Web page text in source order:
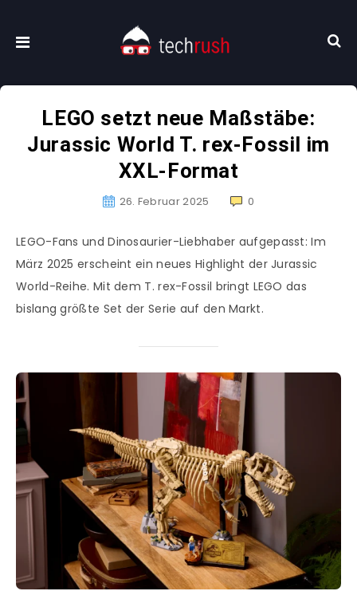
LEGO setzt neue Maßstäbe:
Jurassic World T. rex-Fossil im
XXL-Format
26. Februar 2025 0
LEGO-Fans und Dinosaurier-Liebhaber aufgepasst: Im
März 2025 erscheint ein neues Highlight der Jurassic
World-Reihe. Mit dem T. rex-Fossil bringt LEGO das
bislang größte Set der Serie auf den Markt.